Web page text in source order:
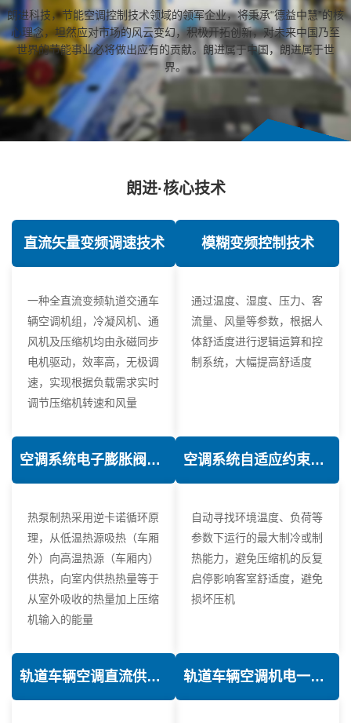
朗进科技，节能空调控制技术领域的领军企业，将秉承“德益中慧”的核
心理念，坦然应对市场的风云变幻，积极开拓创新，对未来中国乃至
世界的节能事业必将做出应有的贡献。朗进属于中国，朗进属于世
界。
朗进·核心技术
直流矢量变频调速技术
一种全直流变频轨道交通车
辆空调机组，冷凝风机、通
风机及压缩机均由永磁同步
电机驱动，效率高，无极调
速，实现根据负载需求实时
调节压缩机转速和风量
模糊变频控制技术
通过温度、湿度、压力、客
流量、风量等参数，根据人
体舒适度进行逻辑运算和控
制系统，大幅提高舒适度
空调系统电子膨胀阀热力学优化技术
热泵制热采用逆卡诺循环原
理，从低温热源吸热（车厢
外）向高温热源（车厢内）
供热，向室内供热热量等于
从室外吸收的热量加上压缩
机输入的能量
空调系统自适应约束控制技术
自动寻找环境温度、负荷等
参数下运行的最大制冷或制
热能力，避免压缩机的反复
启停影响客室舒适度，避免
损坏压机
轨道车辆空调直流供电技术 轨道车辆空调机电一体化技术